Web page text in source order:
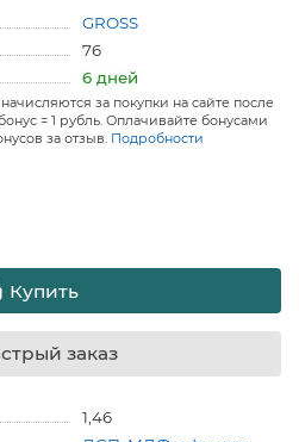
GROSS
76
6 дней
за покупки на сайте после
= 1 рубль. Оплачивайте бонусами
за отзыв. Подробности
Купить
заказ
1,46